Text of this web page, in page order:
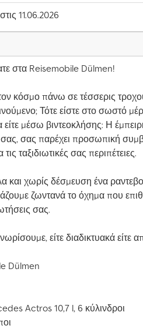
11.06.2026
στα Reisemobile Dülmen!
κόσμο πάνω σε τέσσερις
Τότε είστε στο σωστό
είτε μέσω βιντεοκλήσης: Η
σας, σας παρέχει προσωπική
ταξιδιωτικές σας περιπέτειες.
και χωρίς δέσμευση ένα
ζωντανά το όχημα που
σας.
είτε διαδικτυακά είτε
Dülmen
Actros 10,7 l, 6 κύλινδροι